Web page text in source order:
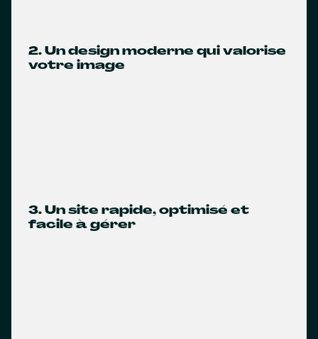
2. Un design moderne qui valorise
votre image
3. Un site rapide, optimisé et
facile à gérer